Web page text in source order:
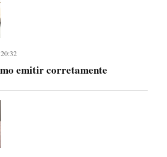
emitir corretamente